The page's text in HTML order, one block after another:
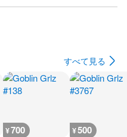
すべて見る
¥700 ¥500